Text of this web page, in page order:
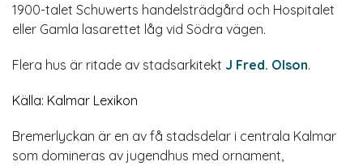
1900-talet Schuwerts handelsträdgård och Hospitalet
eller Gamla lasarettet låg vid Södra vägen.
Flera hus är ritade av stadsarkitekt J Fred. Olson.
Källa: Kalmar Lexikon
Bremerlyckan är en av få stadsdelar i centrala Kalmar
som domineras av jugendhus med ornament,